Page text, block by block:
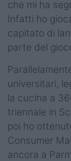
che mi ha
Infatti ho
capitato di
parte del
universitari,
la cucina a
triennale in
poi ho
Consumer
ancora a